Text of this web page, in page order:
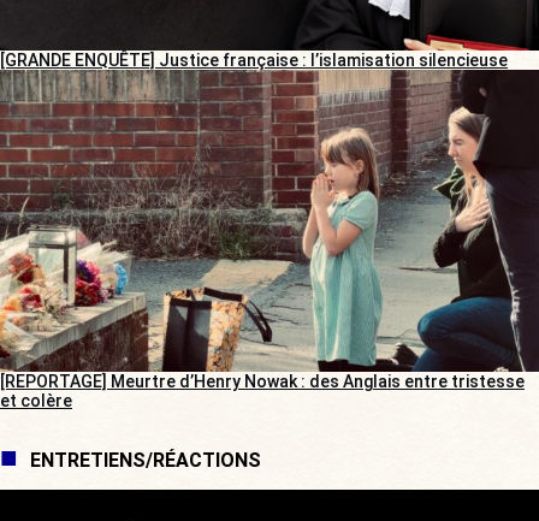
[GRANDE ENQUÊTE] Justice française : l’islamisation silencieuse
[REPORTAGE] Meurtre d’Henry Nowak : des Anglais entre tristesse
et colère
ENTRETIENS/RÉACTIONS